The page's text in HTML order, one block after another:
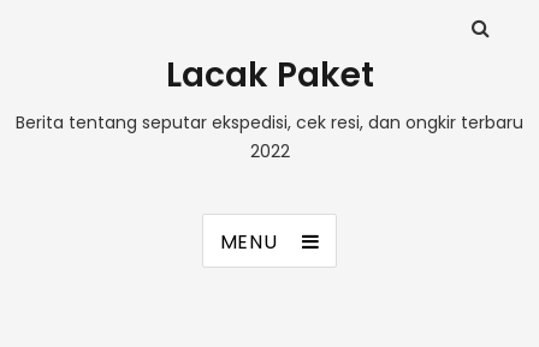
Lacak Paket
Berita tentang seputar ekspedisi, cek resi, dan ongkir terbaru
2022
MENU